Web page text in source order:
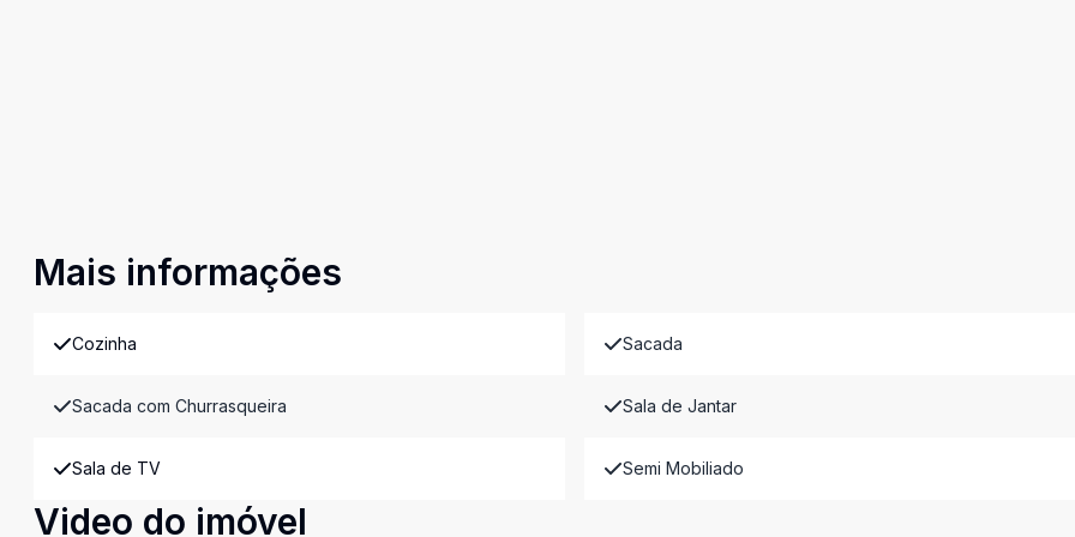
Mais informações
Cozinha Sacada
Sacada com Churrasqueira Sala de Jantar
Sala de TV Semi Mobiliado
Video do imóvel